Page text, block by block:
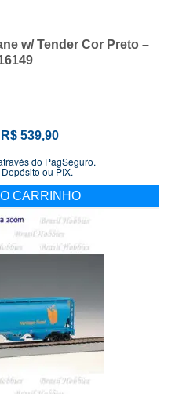
w/ Tender Cor Preto –
O
original
era:
R$ 599,90.
R$ 539,90O
atual
é:
R$ 539,90.
do PagSeguro.
ou PIX.
CARRINHO